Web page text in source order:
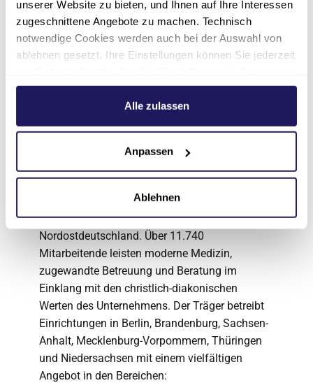
unserer Website zu bieten, und Ihnen auf Ihre Interessen
zugeschnittene Angebote zu machen. Technisch
notwendige Cookies werden auch bei der Auswahl von
ablehnen gesetzt. Ihre Einstellungen können Sie jederzeit
Weitere Informationen hierzu finden Sie in unserer
.Alle zulassen
Anpassen
Ablehnen
Akademie Berlinfür Physiotherapeut*innen,
die
Schule für Ergotherapiesowie
gemeinsam mit dem Martin-Luther-
Krankenhaus die
Gesundheitsfachschule
Über die Johannesstift
Die Johannesstift Diakonie gAG ist das größte
konfessionelle Gesundheits- und
Sozialunternehmen in der Region Berlin und
Nordostdeutschland. Über 11.740
Mitarbeitende leisten moderne Medizin,
zugewandte Betreuung und Beratung im
Einklang mit den christlich-diakonischen
Werten des Unternehmens. Der Träger betreibt
Einrichtungen in Berlin, Brandenburg, Sachsen-
Anhalt, Mecklenburg-Vorpommern, Thüringen
und Niedersachsen mit einem vielfältigen
Angebot in den Bereichen: